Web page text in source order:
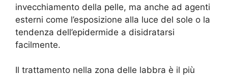
invecchiamento della pelle, ma anche ad agenti
esterni come l’esposizione alla luce del sole o la
tendenza dell’epidermide a disidratarsi
facilmente.
Il trattamento nella zona delle labbra è il più